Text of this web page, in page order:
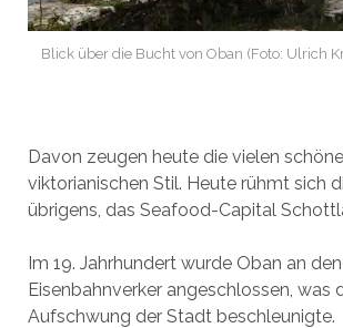
Blick über die Bucht von Oban (Foto: Ulrich
Davon zeugen heute die vielen
viktorianischen Stil. Heute rühmt sich
übrigens, das Seafood-Capital
Im 19. Jahrhundert wurde Oban an den
Eisenbahnverker angeschlossen, was
Aufschwung der Stadt beschleunigte.